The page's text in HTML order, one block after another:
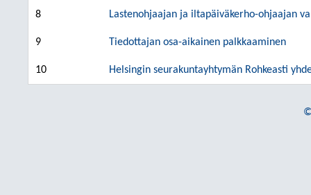
8 Lastenohjaajan ja iltapäiväkerho-ohjaajan
9 Tiedottajan osa-aikainen palkkaaminen
10 Helsingin seurakuntayhtymän Rohkeasti